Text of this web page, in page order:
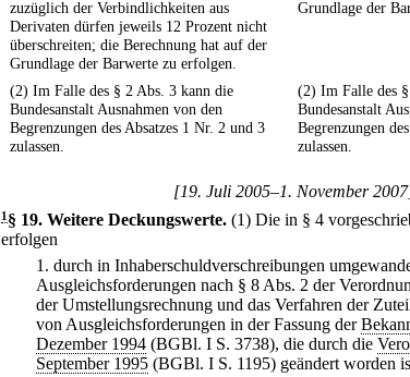
zuzüglich der Verbindlichkeiten aus
Derivaten dürfen jeweils 12 Prozent nicht
überschreiten; die Berechnung hat auf der
Grundlage der Barwerte zu erfolgen.
Grundlage der
(2) Im Falle des § 2 Abs. 3 kann die
Bundesanstalt Ausnahmen von den
Begrenzungen des Absatzes 1 Nr. 2 und 3
zulassen.
(2) Im Falle des
Bundesanstalt
Begrenzungen
zulassen.
[19. Juli 2005–1. November
1§ 19. Weitere Deckungswerte. (1) Die in § 4
erfolgen
1. durch in Inhaberschuldverschreibungen
Ausgleichsforderungen nach § 8 Abs. 2 der
der Umstellungsrechnung und das Verfahren der
von Ausgleichsforderungen in der Fassung der
Dezember 1994 (BGBl. I S. 3738), die durch die
September 1995 (BGBl. I S. 1195) geändert worden